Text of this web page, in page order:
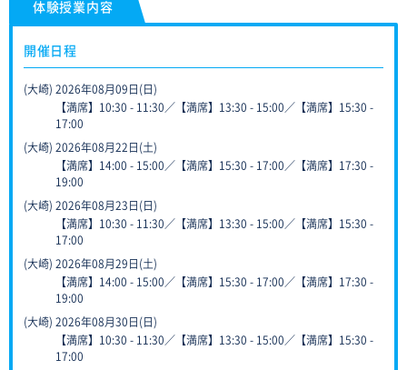
体験授業内容
開催日程
(大崎) 2026年08月09日(日)
【満席】10:30 - 11:30／【満席】13:30 - 15:00／【満席】15:30 -
17:00
(大崎) 2026年08月22日(土)
【満席】14:00 - 15:00／【満席】15:30 - 17:00／【満席】17:30 -
19:00
(大崎) 2026年08月23日(日)
【満席】10:30 - 11:30／【満席】13:30 - 15:00／【満席】15:30 -
17:00
(大崎) 2026年08月29日(土)
【満席】14:00 - 15:00／【満席】15:30 - 17:00／【満席】17:30 -
19:00
(大崎) 2026年08月30日(日)
【満席】10:30 - 11:30／【満席】13:30 - 15:00／【満席】15:30 -
17:00